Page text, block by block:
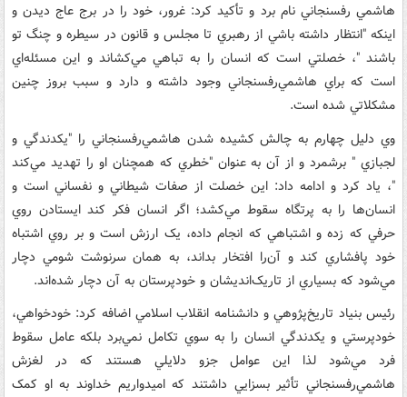
هاشمي رفسنجاني نام برد و تأکيد کرد: ‌غرور، خود را در برج عاج ديدن و
اينکه "انتظار داشته باشي از رهبري تا مجلس و قانون در سيطره و چنگ تو
باشند "، خصلتي است که انسان را به تباهي مي‌کشاند و اين مسئله‌اي
است که براي هاشمي‌رفسنجاني وجود داشته و دارد و سبب بروز چنين
مشکلاتي شده است.
وي دليل چهارم ‌به چالش کشيده شدن هاشمي‌رفسنجاني را "يکدندگي و
لجبازي " برشمرد و از آن به عنوان "خطري ‌که همچنان او را تهديد مي‌کند
"، ياد کرد و ادامه داد: ‌اين خصلت از صفات شيطاني و نفساني است و
انسان‌ها را به پرتگاه سقوط مي‌کشد؛ اگر انسان فکر کند ايستادن روي
حرفي که زده و اشتباهي که انجام داده، يک ارزش است و بر روي اشتباه
خود پافشاري کند و آن‌را‌ افتخار بداند، به همان سرنوشت شومي دچار
مي‌شود که بسياري از تاريک‌انديشان و خودپرستان به آن دچار شده‌اند.
رئيس بنياد تاريخ‌پژوهي و دانشنامه انقلاب اسلامي اضافه کرد: خودخواهي،
خودپرستي و يکدندگي ‌انسان را به سوي تکامل نمي‌برد بلکه عامل سقوط
فرد مي‌شود لذا اين عوامل جزو دلايلي هستند که در لغزش
هاشمي‌رفسنجاني تأثير بسزايي داشتند که اميدواريم خداوند به او کمک